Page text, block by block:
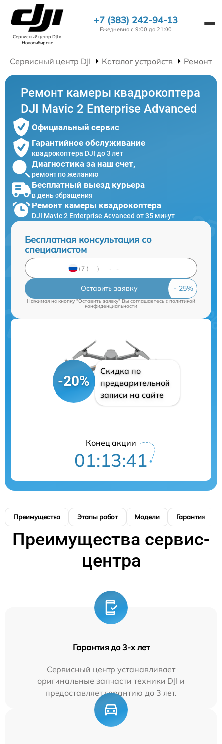
Сервисный центр DJIв
Новосибирске
+7 (383) 242-94-13
Ежедневно с 9:00 до 21:00
Сервисный центр DJI Каталог устройств Ремонт
Ремонт камеры квадрокоптера
DJI Mavic 2 Enterprise Advanced
Официальный сервис
Гарантийное обслуживание
квадрокоптера DJI до 3 лет
Диагностика за наш счет,
ремонт по желанию
Бесплатный выезд курьера
в день обращения
Ремонт камеры квадрокоптера
DJI Mavic 2 Enterprise Advanced от 35 минут
Бесплатная консультация со
специалистом
Оставить заявку
Нажимая на кнопку "Оставить заявку" Вы соглашаетесь cполитикой
конфиденциальности
-20%
Скидка по
предварительной
записи на сайте
Конец акции
01:13:40
Преимущества Этапы работ Модели Гарантия
Преимущества сервис-
центра
Гарантия до 3-х лет
Сервисный центр устанавливает
оригинальные запчасти техники DJI и
предоставляет гарантию до 3 лет.